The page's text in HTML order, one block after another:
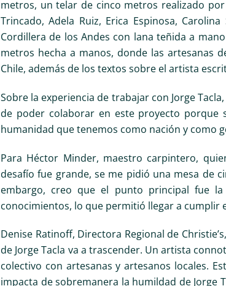
metros, un telar de cinco metros realizado por
Trincado, Adela Ruiz, Erica Espinosa,
Cordillera de los Andes con lana teñida a
metros hecha a manos, donde las artesanas
Chile, además de los textos sobre el artista
Sobre la experiencia de trabajar con Jorge
de poder colaborar en este proyecto
humanidad que tenemos como nación y como
Para Héctor Minder, maestro carpintero,
desafío fue grande, se me pidió una mesa de
embargo, creo que el punto principal fue
conocimientos, lo que permitió llegar a cumplir
Denise Ratinoff, Directora Regional de
de Jorge Tacla va a trascender. Un artista
colectivo con artesanas y artesanos locales.
impacta de sobremanera la humildad de Jorge